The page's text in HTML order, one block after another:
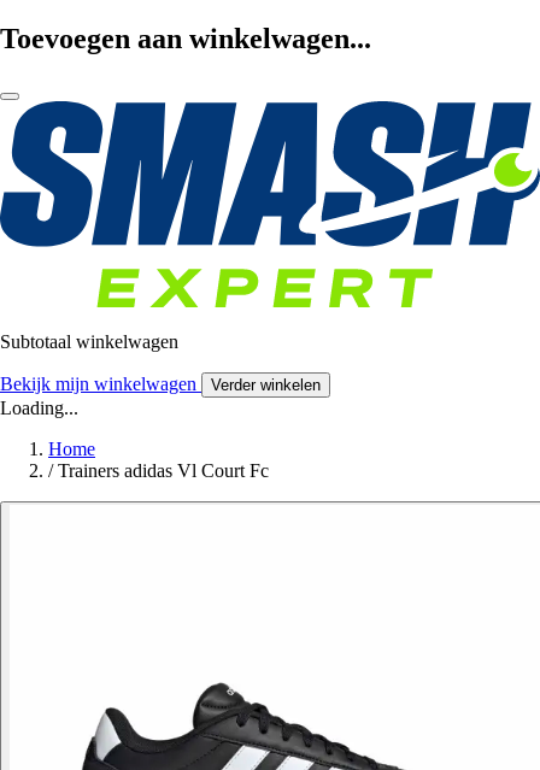
Toevoegen aan winkelwagen...
Subtotaal winkelwagen
Bekijk mijn winkelwagen Verder winkelen
Loading...
Home
/ Trainers adidas Vl Court Fc